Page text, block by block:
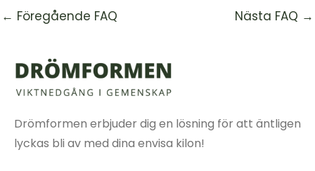
← Föregående FAQ Nästa FAQ →
Drömformen erbjuder dig en lösning för att äntligen
lyckas bli av med dina envisa kilon!